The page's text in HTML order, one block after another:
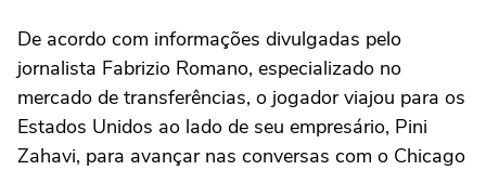
De acordo com informações divulgadas pelo
jornalista Fabrizio Romano, especializado no
mercado de transferências, o jogador viajou para os
Estados Unidos ao lado de seu empresário, Pini
Zahavi, para avançar nas conversas com o Chicago